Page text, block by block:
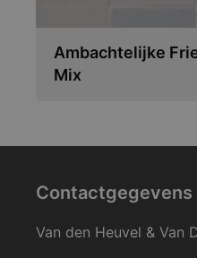
Ambachtelijke
Mix
Contactgegevens
Van den Heuvel & Van